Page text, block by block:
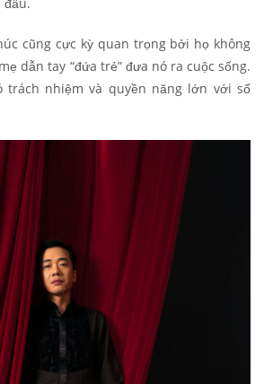
cũng cực kỳ quan trọng bởi họ không
dẫn tay “đứa trẻ” đưa nó ra cuộc sống.
trách nhiệm và quyền năng lớn với số